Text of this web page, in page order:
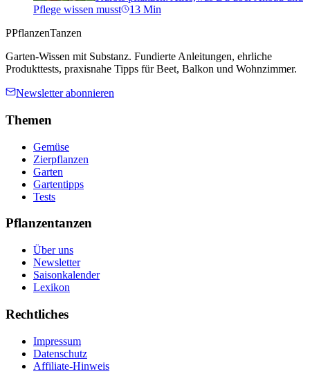
Pflege wissen musst
13 Min
PPflanzenTanzen
Garten-Wissen mit Substanz. Fundierte Anleitungen, ehrliche
Produkttests, praxisnahe Tipps für Beet, Balkon und Wohnzimmer.
Newsletter abonnieren
Themen
Gemüse
Zierpflanzen
Garten
Gartentipps
Tests
Pflanzentanzen
Über uns
Newsletter
Saisonkalender
Lexikon
Rechtliches
Impressum
Datenschutz
Affiliate-Hinweis